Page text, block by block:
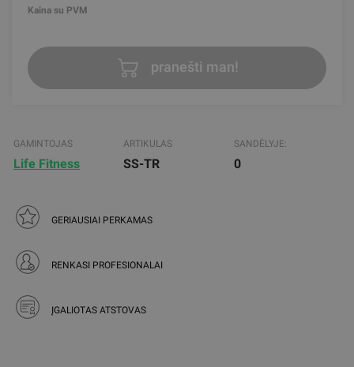
Kaina su PVM
pranešti man!
GAMINTOJAS
Life Fitness
ARTIKULAS
SS-TR
SANDĖLYJE:
0
GERIAUSIAI PERKAMAS
RENKASI PROFESIONALAI
ĮGALIOTAS ATSTOVAS